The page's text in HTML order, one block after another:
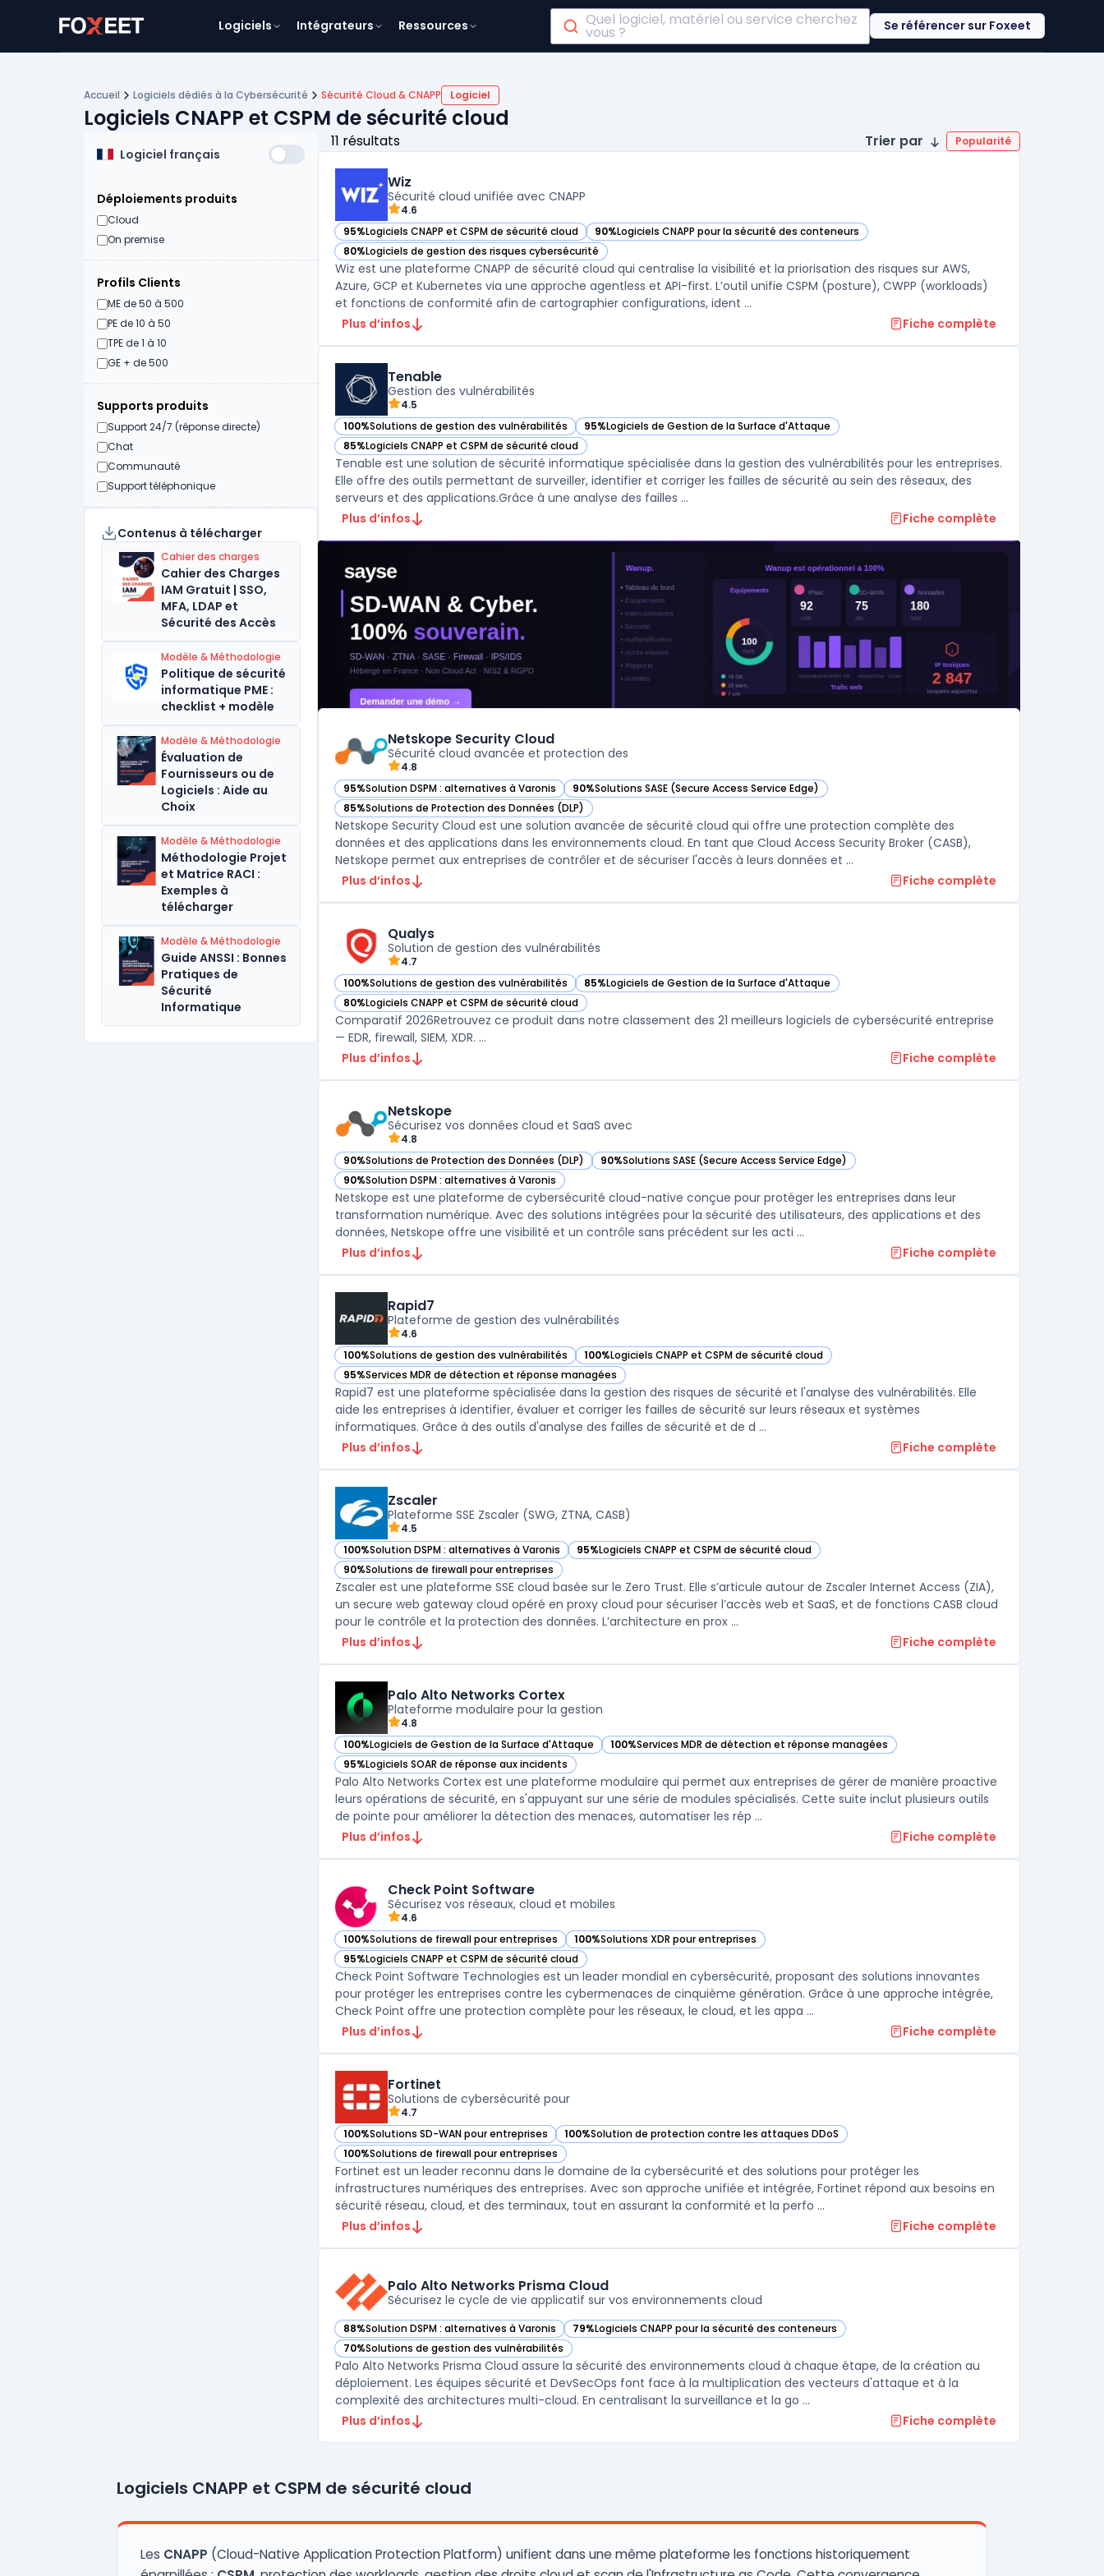
Logiciels Intégrateurs Ressources Quel logiciel, matériel ou service cherchez
vous ? Se référencer sur Foxeet
Accueil Logiciels dédiés à la Cybersécurité Sécurité Cloud & CNAPP Logiciel
Logiciels CNAPP et CSPM de sécurité cloud
Logiciel français
Déploiements produits
Cloud
On premise
Profils Clients
ME de 50 à 500
PE de 10 à 50
TPE de 1 à 10
GE + de 500
Supports produits
Support 24/7 (réponse directe)
Chat
Communauté
Support téléphonique
Contenus à télécharger
Cahier des charges
Cahier des Charges
IAM Gratuit | SSO,
MFA, LDAP et
Sécurité des Accès
Modèle & Méthodologie
Politique de sécurité
informatique PME :
checklist + modèle
Modèle & Méthodologie
Évaluation de
Fournisseurs ou de
Logiciels : Aide au
Choix
Modèle & Méthodologie
Méthodologie Projet
et Matrice RACI :
Exemples à
télécharger
Modèle & Méthodologie
Guide ANSSI : Bonnes
Pratiques de
Sécurité
Informatique
11 résultats Trier par Popularité
Wiz
Sécurité cloud unifiée avec CNAPP
4.6
95%Logiciels CNAPP et CSPM de sécurité cloud
— voir Wiz dans cette catégorie 90%Logiciels CNAPP pour la sécurité des conteneurs
— voir Wiz dans cette catégorie
80%Logiciels de gestion des risques cybersécurité
— voir Wiz dans cette catégorie
Wiz est une plateforme CNAPP de sécurité cloud qui centralise la visibilité et la priorisation des risques sur AWS,
Azure, GCP et Kubernetes via une approche agentless et API-first. L’outil unifie CSPM (posture), CWPP (workloads)
et fonctions de conformité afin de cartographier configurations, ident ...
Plus d’infos
Fiche complète
Tenable
Gestion des vulnérabilités
4.5
100%Solutions de gestion des vulnérabilités
— voir Tenable dans cette catégorie 95%Logiciels de Gestion de la Surface d'Attaque
— voir Tenable dans cette catégorie
85%Logiciels CNAPP et CSPM de sécurité cloud
— voir Tenable dans cette catégorie
Tenable est une solution de sécurité informatique spécialisée dans la gestion des vulnérabilités pour les entreprises.
Elle offre des outils permettant de surveiller, identifier et corriger les failles de sécurité au sein des réseaux, des
serveurs et des applications.Grâce à une analyse des failles ...
Plus d’infos
Fiche complète
Netskope Security Cloud
Sécurité cloud avancée et protection des
4.8
95%Solution DSPM : alternatives à Varonis
— voir Netskope Security Cloud dans cette catégorie
90%Solutions SASE (Secure Access Service Edge)
— voir Netskope Security Cloud dans cette catégorie
85%Solutions de Protection des Données (DLP)
— voir Netskope Security Cloud dans cette catégorie
Netskope Security Cloud est une solution avancée de sécurité cloud qui offre une protection complète des
données et des applications dans les environnements cloud. En tant que Cloud Access Security Broker (CASB),
Netskope permet aux entreprises de contrôler et de sécuriser l'accès à leurs données et ...
Plus d’infos
Fiche complète
Qualys
Solution de gestion des vulnérabilités
4.7
100%Solutions de gestion des vulnérabilités
— voir Qualys dans cette catégorie 85%Logiciels de Gestion de la Surface d'Attaque
— voir Qualys dans cette catégorie
80%Logiciels CNAPP et CSPM de sécurité cloud
— voir Qualys dans cette catégorie
Comparatif 2026Retrouvez ce produit dans notre classement des 21 meilleurs logiciels de cybersécurité entreprise
— EDR, firewall, SIEM, XDR. ...
Plus d’infos
Fiche complète
Netskope
Sécurisez vos données cloud et SaaS avec
4.8
90%Solutions de Protection des Données (DLP)
— voir Netskope dans cette catégorie 90%Solutions SASE (Secure Access Service Edge)
— voir Netskope dans cette catégorie
90%Solution DSPM : alternatives à Varonis
— voir Netskope dans cette catégorie
Netskope est une plateforme de cybersécurité cloud-native conçue pour protéger les entreprises dans leur
transformation numérique. Avec des solutions intégrées pour la sécurité des utilisateurs, des applications et des
données, Netskope offre une visibilité et un contrôle sans précédent sur les acti ...
Plus d’infos
Fiche complète
Rapid7
Plateforme de gestion des vulnérabilités
4.6
100%Solutions de gestion des vulnérabilités
— voir Rapid7 dans cette catégorie 100%Logiciels CNAPP et CSPM de sécurité cloud
— voir Rapid7 dans cette catégorie
95%Services MDR de détection et réponse managées
— voir Rapid7 dans cette catégorie
Rapid7 est une plateforme spécialisée dans la gestion des risques de sécurité et l'analyse des vulnérabilités. Elle
aide les entreprises à identifier, évaluer et corriger les failles de sécurité sur leurs réseaux et systèmes
informatiques. Grâce à des outils d'analyse des failles de sécurité et de d ...
Plus d’infos
Fiche complète
Zscaler
Plateforme SSE Zscaler (SWG, ZTNA, CASB)
4.5
100%Solution DSPM : alternatives à Varonis
— voir Zscaler dans cette catégorie 95%Logiciels CNAPP et CSPM de sécurité cloud
— voir Zscaler dans cette catégorie
90%Solutions de firewall pour entreprises
— voir Zscaler dans cette catégorie
Zscaler est une plateforme SSE cloud basée sur le Zero Trust. Elle s’articule autour de Zscaler Internet Access (ZIA),
un secure web gateway cloud opéré en proxy cloud pour sécuriser l’accès web et SaaS, et de fonctions CASB cloud
pour le contrôle et la protection des données. L’architecture en prox ...
Plus d’infos
Fiche complète
Palo Alto Networks Cortex
Plateforme modulaire pour la gestion
4.8
100%Logiciels de Gestion de la Surface d'Attaque
— voir Palo Alto Networks Cortex dans cette catégorie100%Services MDR de détection et réponse managées
— voir Palo Alto Networks Cortex dans cette catégorie
95%Logiciels SOAR de réponse aux incidents
— voir Palo Alto Networks Cortex dans cette catégorie
Palo Alto Networks Cortex est une plateforme modulaire qui permet aux entreprises de gérer de manière proactive
leurs opérations de sécurité, en s'appuyant sur une série de modules spécialisés. Cette suite inclut plusieurs outils
de pointe pour améliorer la détection des menaces, automatiser les rép ...
Plus d’infos
Fiche complète
Check Point Software
Sécurisez vos réseaux, cloud et mobiles
4.6
100%Solutions de firewall pour entreprises
— voir Check Point Software dans cette catégorie
100%Solutions XDR pour entreprises
— voir Check Point Software dans cette catégorie
95%Logiciels CNAPP et CSPM de sécurité cloud
— voir Check Point Software dans cette catégorie
Check Point Software Technologies est un leader mondial en cybersécurité, proposant des solutions innovantes
pour protéger les entreprises contre les cybermenaces de cinquième génération. Grâce à une approche intégrée,
Check Point offre une protection complète pour les réseaux, le cloud, et les appa ...
Plus d’infos
Fiche complète
Fortinet
Solutions de cybersécurité pour
4.7
100%Solutions SD-WAN pour entreprises
— voir Fortinet dans cette catégorie 100%Solution de protection contre les attaques DDoS
— voir Fortinet dans cette catégorie
100%Solutions de firewall pour entreprises
— voir Fortinet dans cette catégorie
Fortinet est un leader reconnu dans le domaine de la cybersécurité et des solutions pour protéger les
infrastructures numériques des entreprises. Avec son approche unifiée et intégrée, Fortinet répond aux besoins en
sécurité réseau, cloud, et des terminaux, tout en assurant la conformité et la perfo ...
Plus d’infos
Fiche complète
Palo Alto Networks Prisma Cloud
Sécurisez le cycle de vie applicatif sur vos environnements cloud
88%Solution DSPM : alternatives à Varonis
— voir Palo Alto Networks Prisma Cloud dans cette catégorie
79%Logiciels CNAPP pour la sécurité des conteneurs
— voir Palo Alto Networks Prisma Cloud dans cette catégorie
70%Solutions de gestion des vulnérabilités
— voir Palo Alto Networks Prisma Cloud dans cette catégorie
Palo Alto Networks Prisma Cloud assure la sécurité des environnements cloud à chaque étape, de la création au
déploiement. Les équipes sécurité et DevSecOps font face à la multiplication des vecteurs d'attaque et à la
complexité des architectures multi-cloud. En centralisant la surveillance et la go ...
Plus d’infos
Fiche complète
Logiciels CNAPP et CSPM de sécurité cloud
Les CNAPP (Cloud-Native Application Protection Platform) unifient dans une même plateforme les fonctions historiquement